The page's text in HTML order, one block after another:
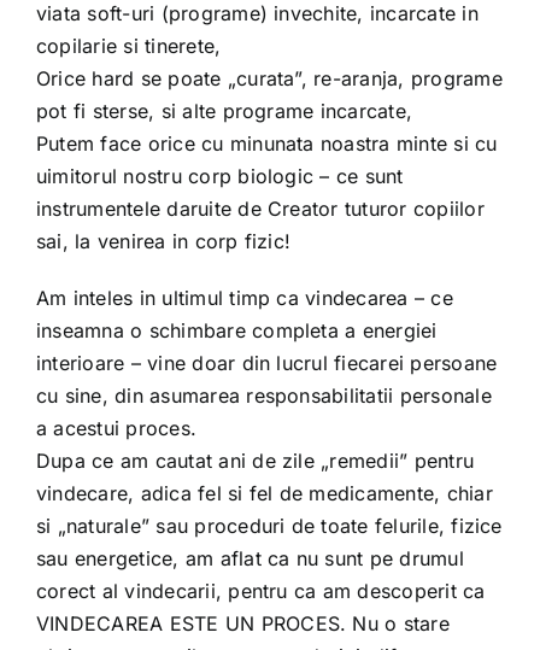
viata soft-uri (programe) invechite, incarcate in
copilarie si tinerete,
Orice hard se poate „curata”, re-aranja, programe
pot fi sterse, si alte programe incarcate,
Putem face orice cu minunata noastra minte si cu
uimitorul nostru corp biologic – ce sunt
instrumentele daruite de Creator tuturor copiilor
sai, la venirea in corp fizic!
Am inteles in ultimul timp ca vindecarea – ce
inseamna o schimbare completa a energiei
interioare – vine doar din lucrul fiecarei persoane
cu sine, din asumarea responsabilitatii personale
a acestui proces.
Dupa ce am cautat ani de zile „remedii” pentru
vindecare, adica fel si fel de medicamente, chiar
si „naturale” sau proceduri de toate felurile, fizice
sau energetice, am aflat ca nu sunt pe drumul
corect al vindecarii, pentru ca am descoperit ca
VINDECAREA ESTE UN PROCES. Nu o stare